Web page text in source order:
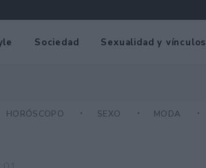
Sociedad Sexualidad y vínculos
HORÓSCOPO SEXO MODA